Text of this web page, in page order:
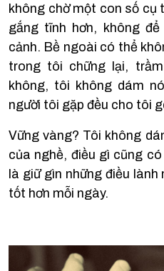
không chờ một con số cụ
gắng tĩnh hơn, không
cảnh. Bề ngoài có thể
trong tôi chững lại,
không, tôi không dám
người tôi gặp đều cho tôi
Vững vàng? Tôi không
của nghề, điều gì cũng
là giữ gìn những điều
tốt hơn mỗi ngày.